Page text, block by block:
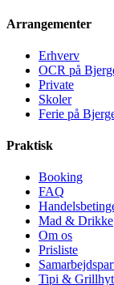
Arrangementer
Erhverv
OCR på
Private
Skoler
Ferie på
Praktisk
Booking
FAQ
Mad & Drikke
Om os
Prisliste
Tipi &